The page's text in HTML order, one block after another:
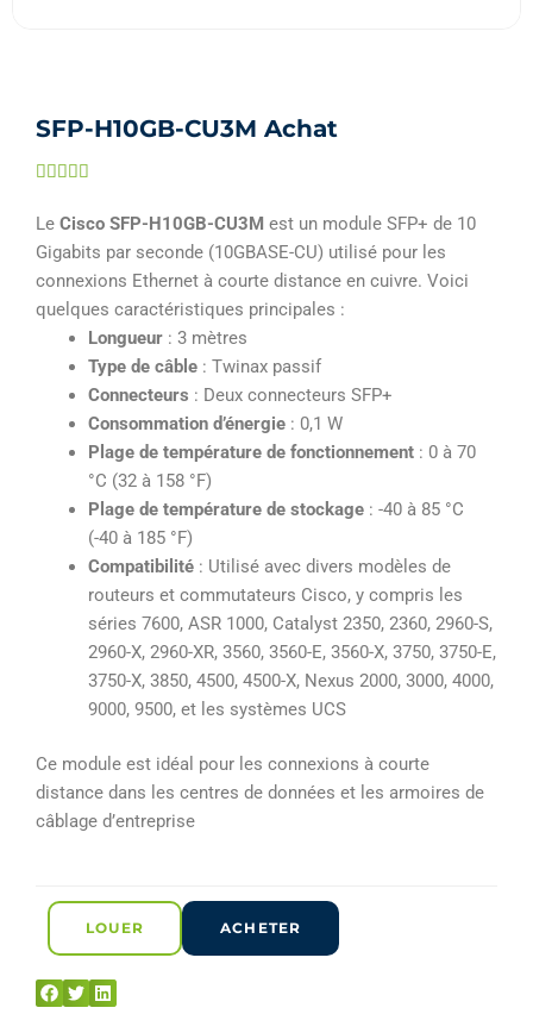
SFP-H10GB-CU3M Achat
    
sur
5
Le Cisco SFP-H10GB-CU3M est un module SFP+ de 10
Gigabits par seconde (10GBASE-CU) utilisé pour les
connexions Ethernet à courte distance en cuivre. Voici
quelques caractéristiques principales :
Longueur: 3 mètres
Type de câble: Twinax passif
Connecteurs : Deux connecteurs SFP+
Consommation d’énergie: 0,1 W
Plage de température de fonctionnement: 0 à 70
°C (32 à 158 °F)
Plage de température de stockage: -40 à 85 °C
(-40 à 185 °F)
Compatibilité: Utilisé avec divers modèles de
routeurs et commutateurs Cisco, y compris les
séries 7600, ASR 1000, Catalyst 2350, 2360, 2960-S,
2960-X, 2960-XR, 3560, 3560-E, 3560-X, 3750, 3750-E,
3750-X, 3850, 4500, 4500-X, Nexus 2000, 3000, 4000,
9000, 9500, et les systèmes UCS
Ce module est idéal pour les connexions à courte
distance dans les centres de données et les armoires de
câblage d’entreprise
LOUER ACHETER